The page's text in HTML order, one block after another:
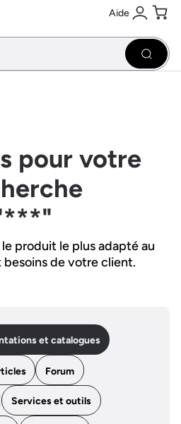
Aide
Se
pour votre
produit le plus adapté au
de votre client.
et catalogues
Forum
Services et outils